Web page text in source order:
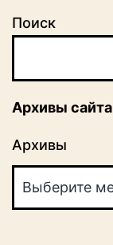
Поиск
Архивы сайта
Архивы